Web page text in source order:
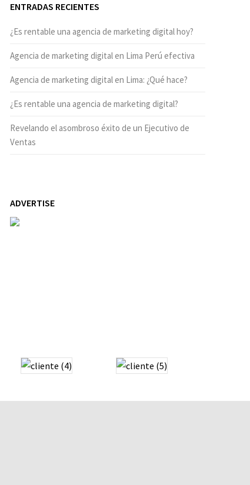
ENTRADAS RECIENTES
¿Es rentable una agencia de marketing digital hoy?
Agencia de marketing digital en Lima Perú efectiva
Agencia de marketing digital en Lima: ¿Qué hace?
¿Es rentable una agencia de marketing digital?
Revelando el asombroso éxito de un Ejecutivo de
Ventas
ADVERTISE